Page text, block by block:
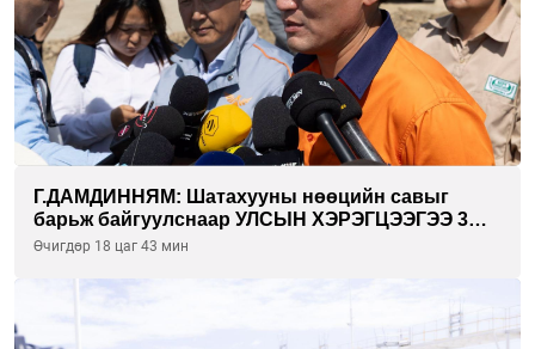
Г.ДАМДИННЯМ: Шатахууны нөөцийн савыг
барьж байгуулснаар УЛСЫН ХЭРЭГЦЭЭГЭЭ 3
САРААР НӨӨЦЛӨДӨГ болно
Өчигдөр 18 цаг 43 мин